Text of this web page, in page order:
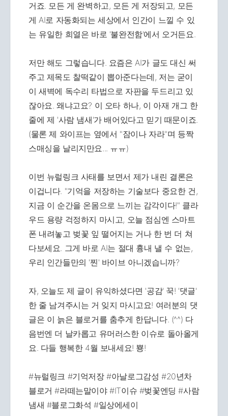
거죠. 모든 게 완벽하고, 모든 게 저장되고, 모든
게 AI로 자동화되는 세상에서 인간이 느낄 수 있
는 유일한 희열은 바로 '불완전함'에서 오거든요.
저만 해도 그렇습니다. 요즘은 AI가 글도 대신 써
주고 제목도 찰떡같이 뽑아준다는데, 저는 굳이
이 새벽에 독수리 타법으로 자판을 두드리고 있
잖아요. 왜냐고요? 이 오타 하나, 이 아재 개그 한
줄에 제 '사람 냄새'가 배어있다고 믿기 때문이죠.
(물론 제 와이프는 옆에서 "잠이나 자라"며 등짝
스매싱을 날리지만요... ㅠㅠ)
이번 뉴럴링크 사태를 보면서 제가 내린 결론은
이겁니다. "기억을 저장하는 기술보다 중요한 건,
지금 이 순간을 온몸으로 느끼는 감각이다!" 클라
우드 용량 걱정하지 마시고, 오늘 점심엔 스마트
폰 내려놓고 벚꽃 잎 떨어지는 거나 한 번 더 쳐
다보세요. 그게 바로 AI는 절대 흉내 낼 수 없는,
우리 인간들만의 '찐' 바이브 아니겠습니까?
자, 오늘도 제 글이 유익하셨다면 '공감' 꾹! '댓글'
한 줄 남겨주시는 거 잊지 마시고요! 여러분의 댓
글은 이 늙은 블로거를 춤추게 한답니다. (^^) 다
음번엔 더 날카롭고 유머러스한 이슈로 돌아올게
요. 다들 행복한 4월 보내세요! 뿅!
#뉴럴링크 #기억저장 #아날로그감성 #20년차
블로거 #라떼는말이야 #IT이슈 #벚꽃엔딩 #사람
냄새 #블로그화석 #일상에세이